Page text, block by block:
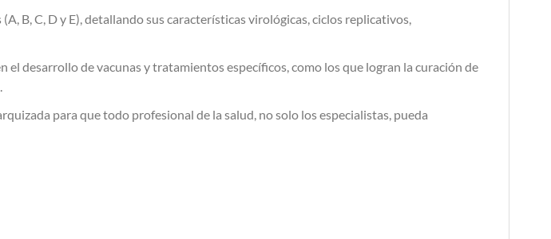
B, C, D y E), detallando sus características virológicas, ciclos replicativos,
desarrollo de vacunas y tratamientos específicos, como los que logran la curación de
para que todo profesional de la salud, no solo los especialistas, pueda